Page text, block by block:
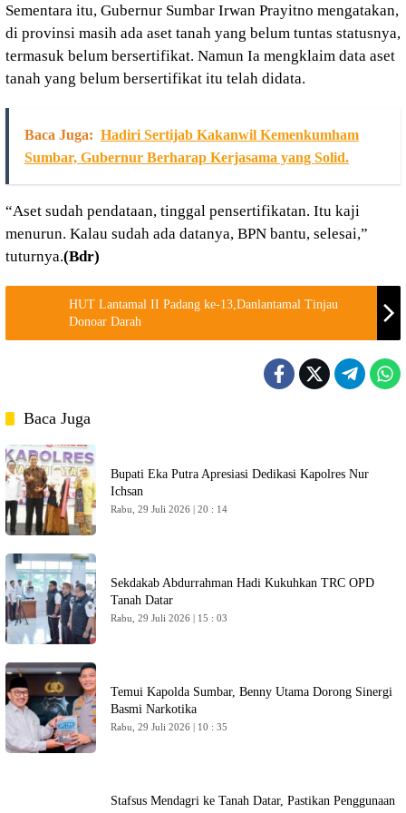
Sementara itu, Gubernur Sumbar Irwan Prayitno mengatakan,
di provinsi masih ada aset tanah yang belum tuntas statusnya,
termasuk belum bersertifikat. Namun Ia mengklaim data aset
tanah yang belum bersertifikat itu telah didata.
Baca Juga: Hadiri Sertijab Kakanwil Kemenkumham
Sumbar, Gubernur Berharap Kerjasama yang Solid.
“Aset sudah pendataan, tinggal pensertifikatan. Itu kaji
menurun. Kalau sudah ada datanya, BPN bantu, selesai,”
tuturnya.(Bdr)
HUT Lantamal II Padang ke-13,Danlantamal Tinjau
Donoar Darah
Baca Juga
Bupati Eka Putra Apresiasi Dedikasi Kapolres Nur
Ichsan
Rabu, 29 Juli 2026 | 20 : 14
Sekdakab Abdurrahman Hadi Kukuhkan TRC OPD
Tanah Datar
Rabu, 29 Juli 2026 | 15 : 03
Temui Kapolda Sumbar, Benny Utama Dorong Sinergi
Basmi Narkotika
Rabu, 29 Juli 2026 | 10 : 35
Stafsus Mendagri ke Tanah Datar, Pastikan Penggunaan